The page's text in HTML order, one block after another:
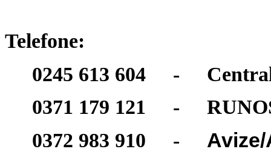
Telefone:
0245 613 604 -
0371 179 121 -
0372 983 910 -